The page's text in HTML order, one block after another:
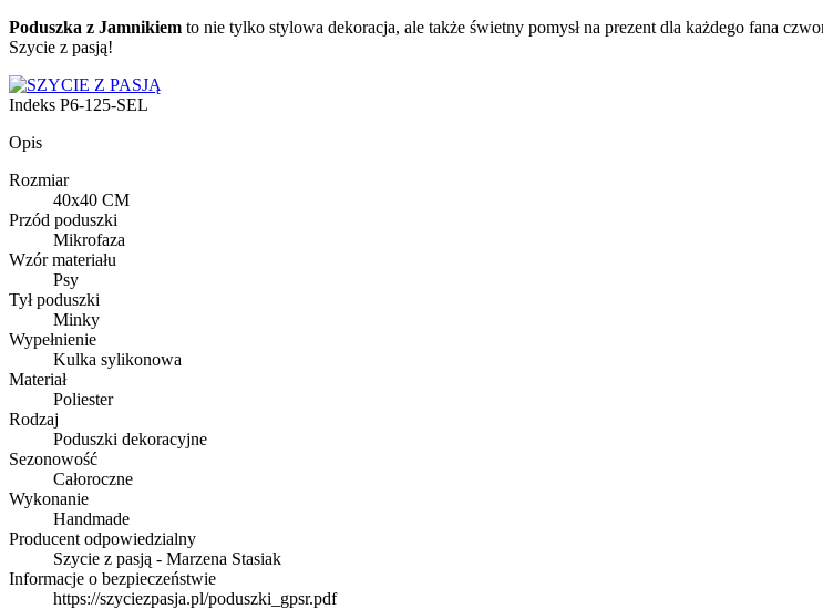
Poduszka z Jamnikiem to nie tylko stylowa dekoracja, ale także świetny pomysł na prezent dla każdego fana
Szycie z pasją!
Indeks P6-125-SEL
Opis
Rozmiar
40x40 CM
Przód poduszki
Mikrofaza
Wzór materiału
Psy
Tył poduszki
Minky
Wypełnienie
Kulka sylikonowa
Materiał
Poliester
Rodzaj
Poduszki dekoracyjne
Sezonowość
Całoroczne
Wykonanie
Handmade
Producent odpowiedzialny
Szycie z pasją - Marzena Stasiak
Informacje o bezpieczeństwie
https://szyciezpasja.pl/poduszki_gpsr.pdf